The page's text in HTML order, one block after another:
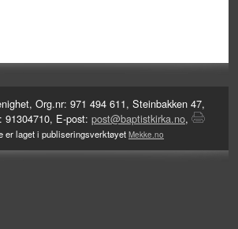
Org.nr: 971 494 611, Steinbakken 47,
91304710, E-post: post@baptistkirka.no,
er laget i publiseringsverktøyet Mekke.no